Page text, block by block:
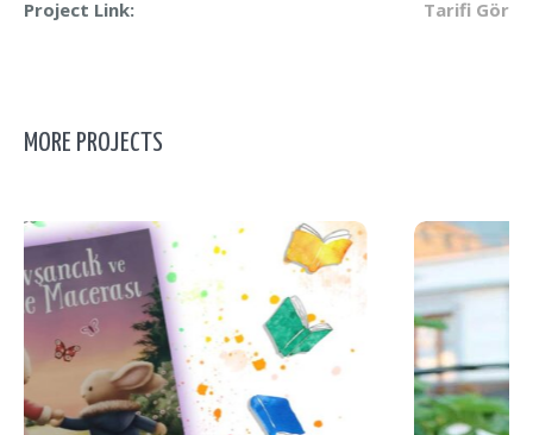
Project Link: Tarifi Gör
MORE PROJECTS